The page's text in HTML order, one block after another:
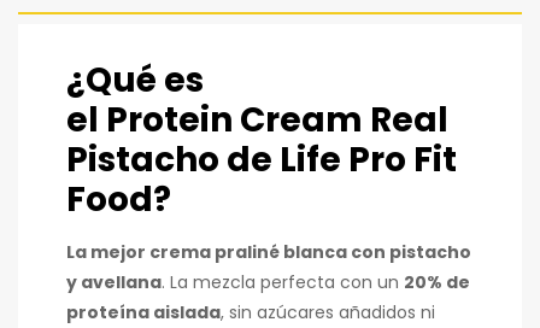
¿Qué es
el Protein Cream Real
Pistacho de Life Pro Fit
Food?
La mejor crema praliné blanca con pistacho
y avellana. La mezcla perfecta con un 20% de
proteína aislada, sin azúcares añadidos ni